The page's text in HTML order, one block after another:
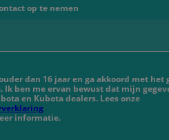
op te nemen
dan 16 jaar en ga akkoord met
Ik ben me ervan bewust dat mijn
en Kubota dealers. Lees onze
informatie.